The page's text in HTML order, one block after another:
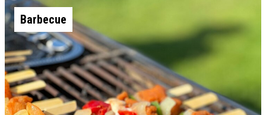
Barbecue